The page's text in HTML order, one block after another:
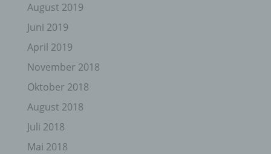
August 2019
Juni 2019
April 2019
November 2018
Oktober 2018
August 2018
Juli 2018
Mai 2018